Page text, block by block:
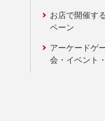
お店で開催す
ペーン
アーケードゲ
会・イベント